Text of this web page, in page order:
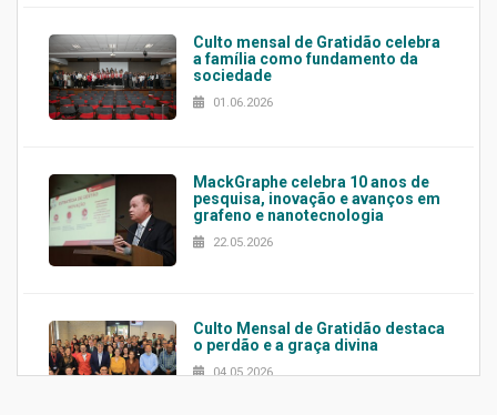
Culto mensal de Gratidão celebra
a família como fundamento da
sociedade
01.06.2026
MackGraphe celebra 10 anos de
pesquisa, inovação e avanços em
grafeno e nanotecnologia
22.05.2026
Culto Mensal de Gratidão destaca
o perdão e a graça divina
04.05.2026